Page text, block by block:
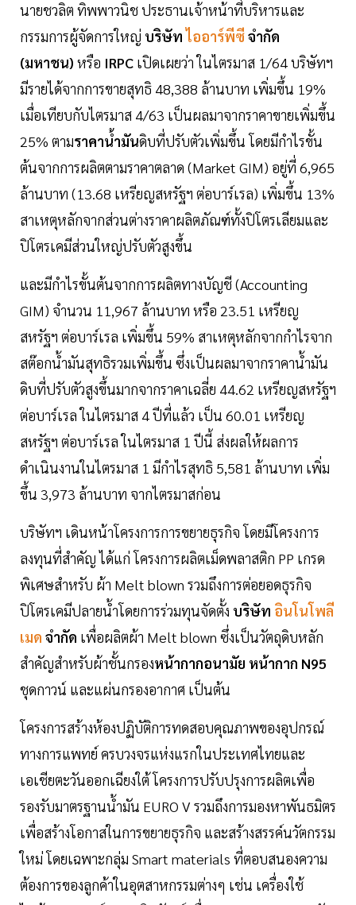
นายชวลิต ทิพพาวนิช ประธานเจ้าหน้าที่บริหารและ
กรรมการผู้จัดการใหญ่ บริษัทไออาร์พีซีจำกัด
(มหาชน) หรือ IRPC เปิดเผยว่า ในไตรมาส 1/64 บริษัทฯ
มีรายได้จากการขายสุทธิ 48,388 ล้านบาท เพิ่มขึ้น 19%
เมื่อเทียบกับไตรมาส 4/63 เป็นผลมาจากราคาขายเพิ่มขึ้น
25% ตามราคาน้ำมันดิบที่ปรับตัวเพิ่มขึ้น โดยมีกำไรขั้น
ต้นจากการผลิตตามราคาตลาด (Market GIM) อยู่ที่ 6,965
ล้านบาท (13.68 เหรียญสหรัฐฯ ต่อบาร์เรล) เพิ่มขึ้น 13%
สาเหตุหลักจากส่วนต่างราคาผลิตภัณฑ์ทั้งปิโตรเลียมและ
ปิโตรเคมีส่วนใหญ่ปรับตัวสูงขึ้น
และมีกำไรขั้นต้นจากการผลิตทางบัญชี (Accounting
GIM) จำนวน 11,967 ล้านบาท หรือ 23.51 เหรียญ
สหรัฐฯ ต่อบาร์เรล เพิ่มขึ้น 59% สาเหตุหลักจากกำไรจาก
สต๊อกน้ำมันสุทธิรวมเพิ่มขึ้น ซึ่งเป็นผลมาจากราคาน้ำมัน
ดิบที่ปรับตัวสูงขึ้นมากจากราคาเฉลี่ย 44.62 เหรียญสหรัฐฯ
ต่อบาร์เรล ในไตรมาส 4 ปีที่แล้ว เป็น 60.01 เหรียญ
สหรัฐฯ ต่อบาร์เรล ในไตรมาส 1 ปีนี้ ส่งผลให้ผลการ
ดำเนินงานในไตรมาส 1 มีกำไรสุทธิ 5,581 ล้านบาท เพิ่ม
ขึ้น 3,973 ล้านบาท จากไตรมาสก่อน
บริษัทฯ เดินหน้าโครงการการขยายธุรกิจ โดยมีโครงการ
ลงทุนที่สำคัญ ได้แก่ โครงการผลิตเม็ดพลาสติก PP เกรด
พิเศษสำหรับ ผ้า Melt blown รวมถึงการต่อยอดธุรกิจ
ปิโตรเคมีปลายน้ำโดยการร่วมทุนจัดตั้ง บริษัท อินโนโพลี
เมด จำกัด เพื่อผลิตผ้า Melt blown ซึ่งเป็นวัตถุดิบหลัก
สำคัญสำหรับผ้าชั้นกรองหน้ากากอนามัย หน้ากาก N95
ชุดกาวน์ และแผ่นกรองอากาศ เป็นต้น
โครงการสร้างห้องปฏิบัติการทดสอบคุณภาพของอุปกรณ์
ทางการแพทย์ ครบวงจรแห่งแรกในประเทศไทยและ
เอเชียตะวันออกเฉียงใต้ โครงการปรับปรุงการผลิตเพื่อ
รองรับมาตรฐานน้ำมัน EURO V รวมถึงการมองหาพันธมิตร
เพื่อสร้างโอกาสในการขยายธุรกิจ และสร้างสรรค์นวัตกรรม
ใหม่ โดยเฉพาะกลุ่ม Smart materials ที่ตอบสนองความ
ต้องการของลูกค้าในอุตสาหกรรมต่างๆ เช่น เครื่องใช้